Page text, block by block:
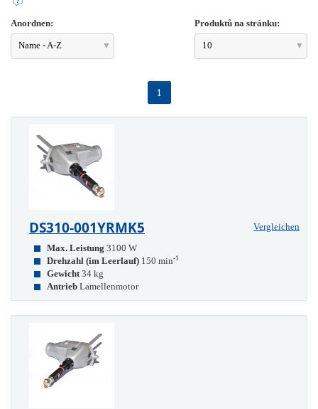
Anordnen:
Name - A-Z
Produktů na stránku:
10
1
DS310-001YRMK5
Vergleichen
Max. Leistung 3100 W
Drehzahl (im Leerlauf) 150 min-1
Gewicht 34 kg
Antrieb Lamellenmotor